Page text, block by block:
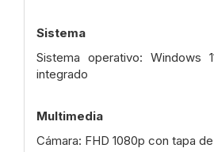
Sistema
Sistema operativo: Windows
integrado
Multimedia
Cámara: FHD 1080p con tapa